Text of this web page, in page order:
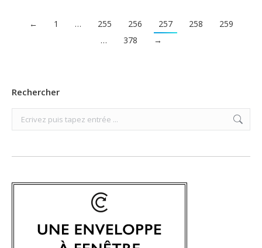
← 1 … 255 256 257 258
259
…
378 →
Rechercher
Search: